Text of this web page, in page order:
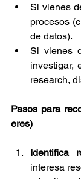
Si vienes
procesos
de datos).
Si vienes
investigar,
research,
Pasos para
eres)
Identifica
interesa